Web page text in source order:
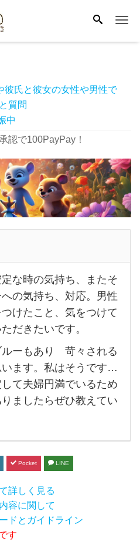
彼氏と彼女の女性や男性で
質問
中
認で100PayPay！
な時の気持ち、またそ
の気持ち、対応。男性
けたこと、気をつけて
だきたいです。
ルーもあり 苛々される
ます。私はそうです…
して夫婦円満でいるため
ましたらぜひ教えてい
Pocket LINE
詳しく見る
容に関して
ドとガイドライン
す